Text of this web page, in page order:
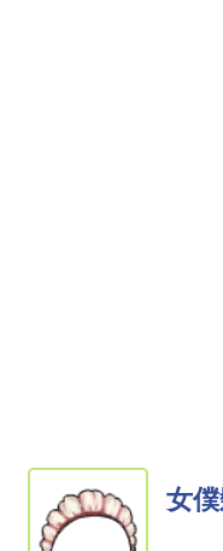
女